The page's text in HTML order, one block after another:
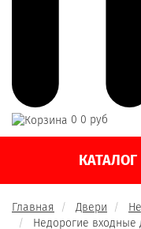
0 0 руб
КАТАЛОГ
Главная Двери
Недорогие